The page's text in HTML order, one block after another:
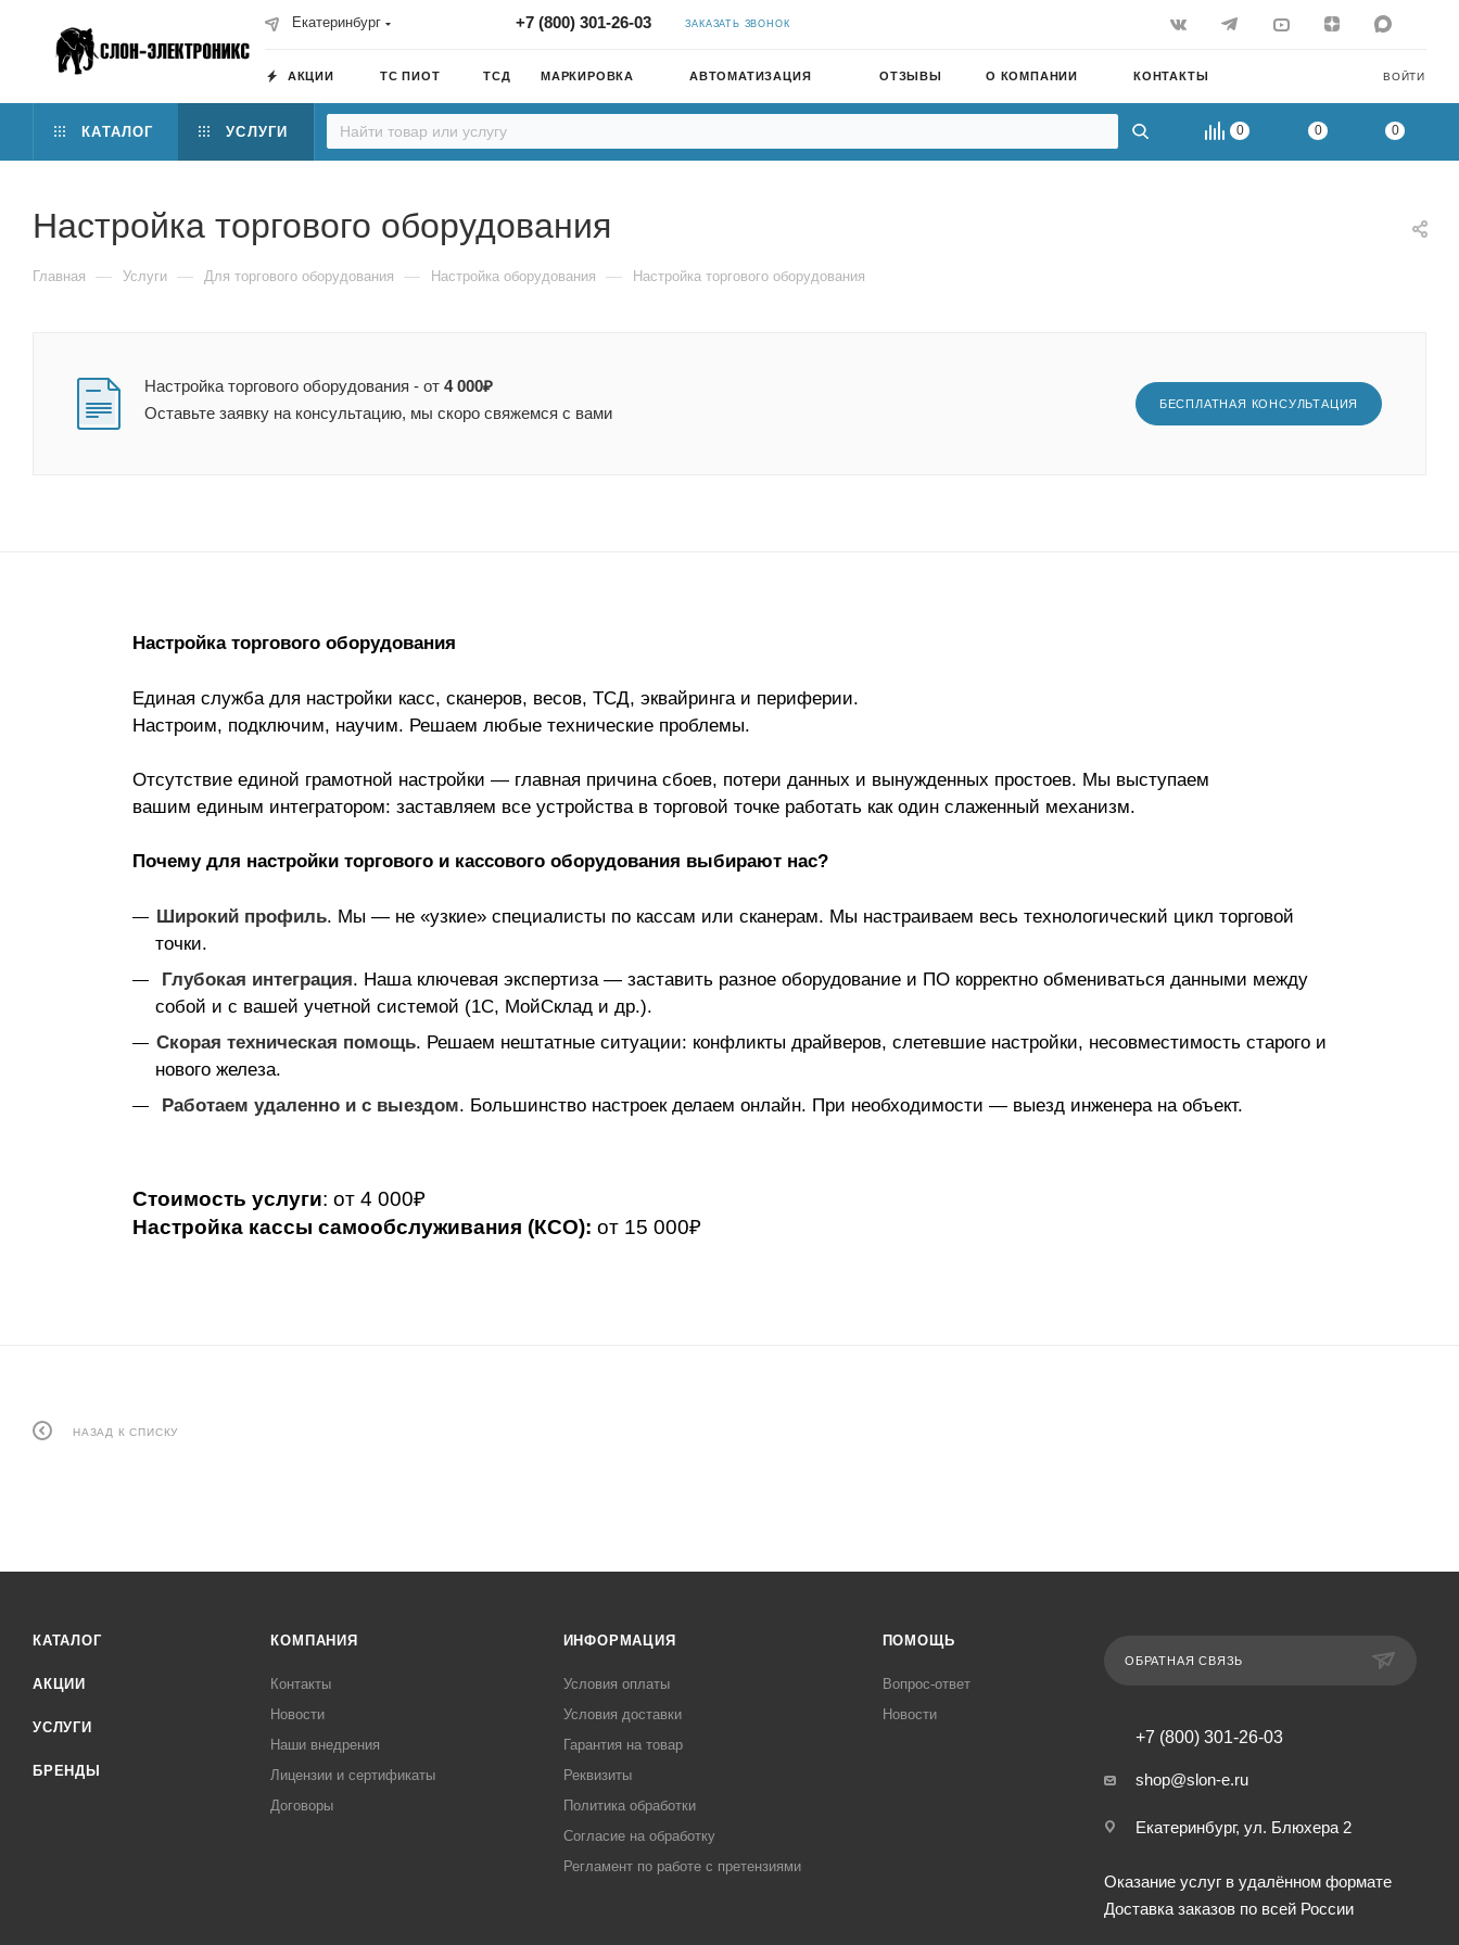
Екатеринбург +7 (800) 301-26-03 ЗАКАЗАТЬ ЗВОНОК
ВОЙТИ
АКЦИИ ТС ПИОТ ТСД МАРКИРОВКА АВТОМАТИЗАЦИЯ ОТЗЫВЫ О КОМПАНИИ КОНТАКТЫ
0 0 0
КАТАЛОГ УСЛУГИ
Настройка торгового оборудования
Главная — Услуги — Для торгового оборудования — Настройка оборудования — Настройка торгового оборудования
Настройка торгового оборудования - от4 000₽
Оставьте заявку на консультацию, мы скоро свяжемся с вами
БЕСПЛАТНАЯ КОНСУЛЬТАЦИЯ
Настройка торгового оборудования
Единая служба для настройки касс, сканеров, весов, ТСД, эквайринга и периферии.
Настроим, подключим, научим. Решаем любые технические проблемы.
Отсутствие единой грамотной настройки — главная причина сбоев, потери данных и вынужденных простоев. Мы выступаем
вашим единым интегратором: заставляем все устройства в торговой точке работать как один слаженный механизм.
Почему для настройки торгового и кассового оборудования выбирают нас?
Широкий профиль. Мы — не «узкие» специалисты по кассам или сканерам. Мы настраиваем весь технологический цикл торговой
точки.
Глубокая интеграция. Наша ключевая экспертиза — заставить разное оборудование и ПО корректно обмениваться данными между
собой и с вашей учетной системой (1С, МойСклад и др.).
Скорая техническая помощь. Решаем нештатные ситуации: конфликты драйверов, слетевшие настройки, несовместимость старого и
нового железа.
Работаем удаленно и с выездом. Большинство настроек делаем онлайн. При необходимости — выезд инженера на объект.
Стоимость услуги: от 4 000₽
Настройка кассы самообслуживания (КСО): от 15 000₽
НАЗАД К СПИСКУ
КАТАЛОГ
АКЦИИ
УСЛУГИ
БРЕНДЫ
КОМПАНИЯ
Контакты
Новости
Наши внедрения
Лицензии и сертификаты
Договоры
ИНФОРМАЦИЯ
Условия оплаты
Условия доставки
Гарантия на товар
Реквизиты
Политика обработки
Согласие на обработку
Регламент по работе с претензиями
ПОМОЩЬ
Вопрос-ответ
Новости
ОБРАТНАЯ СВЯЗЬ
+7 (800) 301-26-03
shop@slon-e.ru
Екатеринбург, ул. Блюхера 2
Оказание услуг в удалённом формате
Доставка заказов по всей России